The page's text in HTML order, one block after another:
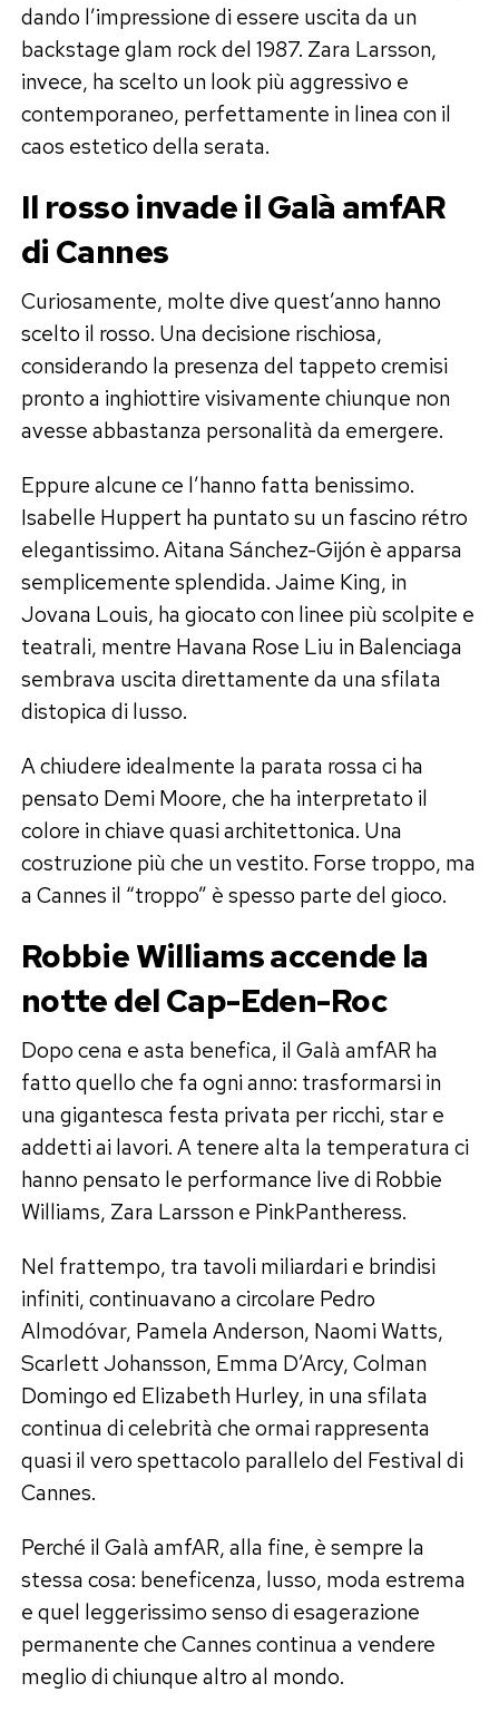
dando l’impressione di essere uscita da un
backstage glam rock del 1987. Zara Larsson,
invece, ha scelto un look più aggressivo e
contemporaneo, perfettamente in linea con il
caos estetico della serata.
Il rosso invade il Galà amfAR
di Cannes
Curiosamente, molte dive quest’anno hanno
scelto il rosso. Una decisione rischiosa,
considerando la presenza del tappeto cremisi
pronto a inghiottire visivamente chiunque non
avesse abbastanza personalità da emergere.
Eppure alcune ce l’hanno fatta benissimo.
Isabelle Huppert ha puntato su un fascino rétro
elegantissimo. Aitana Sánchez-Gijón è apparsa
semplicemente splendida. Jaime King, in
Jovana Louis, ha giocato con linee più scolpite e
teatrali, mentre Havana Rose Liu in Balenciaga
sembrava uscita direttamente da una sfilata
distopica di lusso.
A chiudere idealmente la parata rossa ci ha
pensato Demi Moore, che ha interpretato il
colore in chiave quasi architettonica. Una
costruzione più che un vestito. Forse troppo, ma
a Cannes il “troppo” è spesso parte del gioco.
Robbie Williams accende la
notte del Cap-Eden-Roc
Dopo cena e asta benefica, il Galà amfAR ha
fatto quello che fa ogni anno: trasformarsi in
una gigantesca festa privata per ricchi, star e
addetti ai lavori. A tenere alta la temperatura ci
hanno pensato le performance live di Robbie
Williams, Zara Larsson e PinkPantheress.
Nel frattempo, tra tavoli miliardari e brindisi
infiniti, continuavano a circolare Pedro
Almodóvar, Pamela Anderson, Naomi Watts,
Scarlett Johansson, Emma D’Arcy, Colman
Domingo ed Elizabeth Hurley, in una sfilata
continua di celebrità che ormai rappresenta
quasi il vero spettacolo parallelo del Festival di
Cannes.
Perché il Galà amfAR, alla fine, è sempre la
stessa cosa: beneficenza, lusso, moda estrema
e quel leggerissimo senso di esagerazione
permanente che Cannes continua a vendere
meglio di chiunque altro al mondo.